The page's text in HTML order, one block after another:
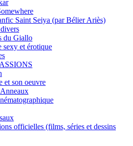
Saint Seiya (par Bélier Ariès)
du Giallo
sexy et érotique
et son oeuvre
officielles (films, séries et dessins